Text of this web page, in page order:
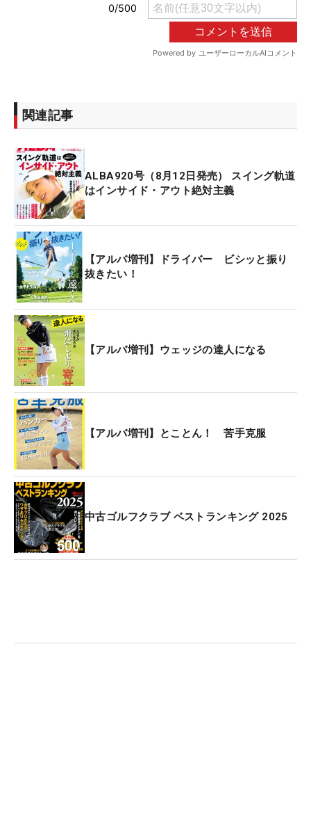
関連記事
ALBA920号（8月12日発売） スイング軌道
はインサイド・アウト絶対主義
【アルバ増刊】ドライバー ビシッと振り
抜きたい！
【アルバ増刊】ウェッジの達人になる
【アルバ増刊】とことん！ 苦手克服
中古ゴルフクラブ ベストランキング 2025